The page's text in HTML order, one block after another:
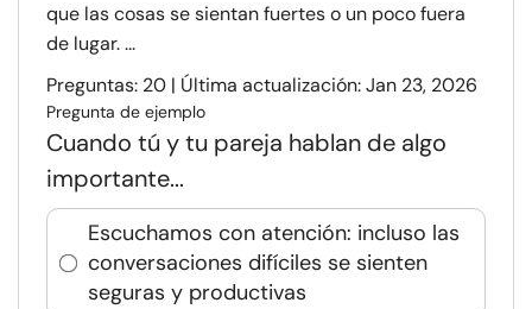
que las cosas se sientan fuertes o un poco fuera
de lugar. ...
Preguntas: 20 | Última actualización: Jan 23, 2026
Pregunta de ejemplo
Cuando tú y tu pareja hablan de algo
importante...
Escuchamos con atención: incluso las
conversaciones difíciles se sienten
seguras y productivas